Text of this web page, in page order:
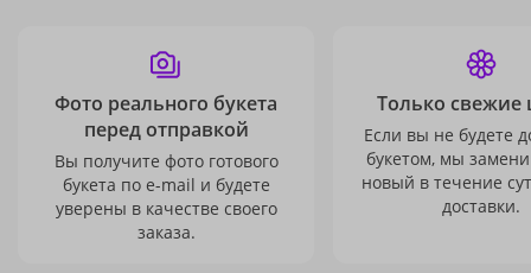
Фото реального букета
перед отправкой
Вы получите фото готового
букета по e-mail и будете
уверены в качестве своего
заказа.
Только свежие
Если вы не будете
букетом, мы
новый в течение
доставки.